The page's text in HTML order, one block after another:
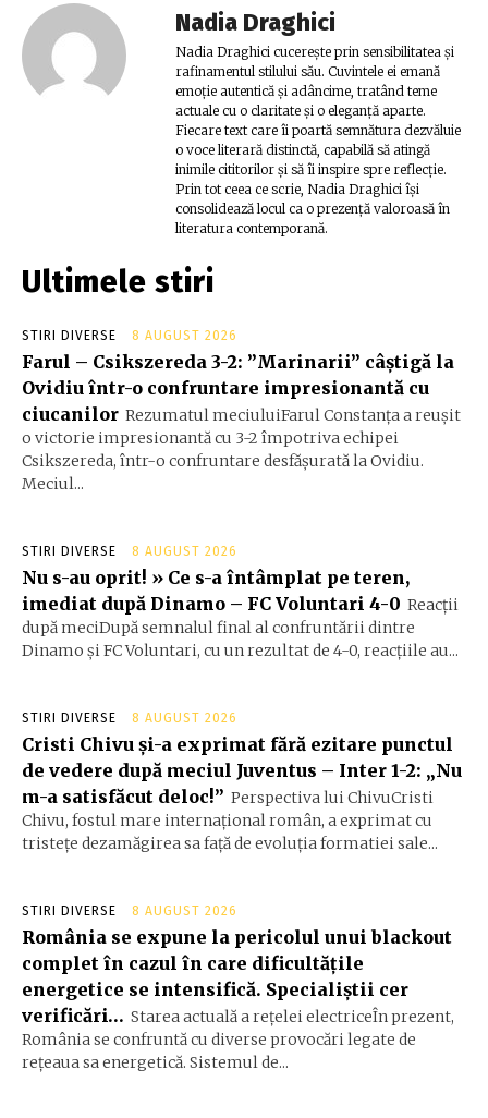
Nadia Draghici
Nadia Draghici cucerește prin sensibilitatea și
rafinamentul stilului său. Cuvintele ei emană
emoție autentică și adâncime, tratând teme
actuale cu o claritate și o eleganță aparte.
Fiecare text care îi poartă semnătura dezvăluie
o voce literară distinctă, capabilă să atingă
inimile cititorilor și să îi inspire spre reflecție.
Prin tot ceea ce scrie, Nadia Draghici își
consolidează locul ca o prezență valoroasă în
literatura contemporană.
Ultimele stiri
STIRI DIVERSE 8 AUGUST 2026
Farul – Csikszereda 3-2: ”Marinarii” câștigă la
Ovidiu într-o confruntare impresionantă cu
ciucanilor Rezumatul meciuluiFarul Constanța a reușit
o victorie impresionantă cu 3-2 împotriva echipei
Csikszereda, într-o confruntare desfășurată la Ovidiu.
Meciul...
STIRI DIVERSE 8 AUGUST 2026
Nu s-au oprit! » Ce s-a întâmplat pe teren,
imediat după Dinamo – FC Voluntari 4-0 Reacții
după meciDupă semnalul final al confruntării dintre
Dinamo și FC Voluntari, cu un rezultat de 4-0, reacțiile au...
STIRI DIVERSE 8 AUGUST 2026
Cristi Chivu și-a exprimat fără ezitare punctul
de vedere după meciul Juventus – Inter 1-2: „Nu
m-a satisfăcut deloc!” Perspectiva lui ChivuCristi
Chivu, fostul mare internațional român, a exprimat cu
tristețe dezamăgirea sa față de evoluția formatiei sale...
STIRI DIVERSE 8 AUGUST 2026
România se expune la pericolul unui blackout
complet în cazul în care dificultățile
energetice se intensifică. Specialiștii cer
verificări… Starea actuală a rețelei electriceÎn prezent,
România se confruntă cu diverse provocări legate de
rețeaua sa energetică. Sistemul de...